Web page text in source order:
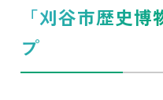
「刈谷市歴史
プ